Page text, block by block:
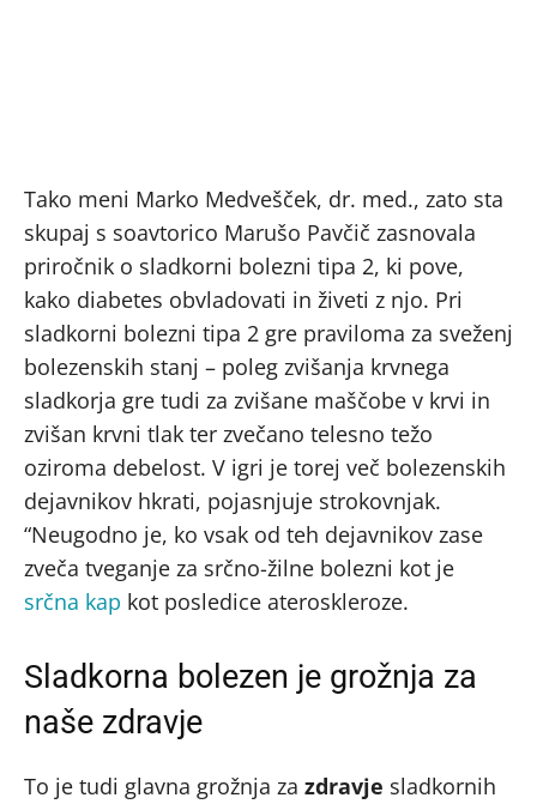
Tako meni Marko Medvešček, dr. med., zato sta
skupaj s soavtorico Marušo Pavčič zasnovala
priročnik o sladkorni bolezni tipa 2, ki pove,
kako diabetes obvladovati in živeti z njo. Pri
sladkorni bolezni tipa 2 gre praviloma za sveženj
bolezenskih stanj – poleg zvišanja krvnega
sladkorja gre tudi za zvišane maščobe v krvi in
zvišan krvni tlak ter zvečano telesno težo
oziroma debelost. V igri je torej več bolezenskih
dejavnikov hkrati, pojasnjuje strokovnjak.
“Neugodno je, ko vsak od teh dejavnikov zase
zveča tveganje za srčno-žilne bolezni kot je
srčna kap kot posledice ateroskleroze.
Sladkorna bolezen je grožnja za
naše zdravje
To je tudi glavna grožnja za zdravje sladkornih